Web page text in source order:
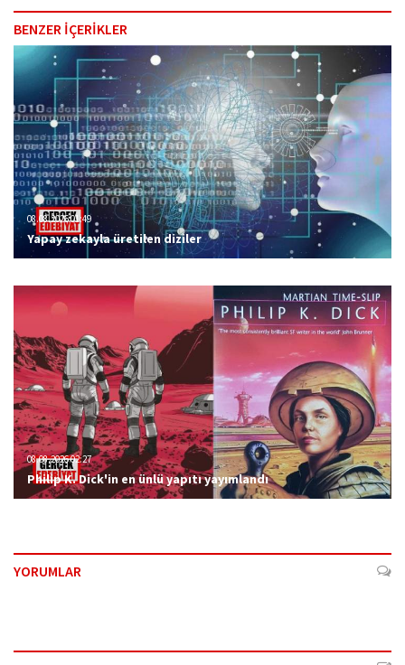
BENZER İÇERİKLER
08.08.2026 01:49
Yapay zekayla üretilen diziler
08.08.2026 02:27
Philip K. Dick'in en ünlü yapıtı yayımlandı
YORUMLAR